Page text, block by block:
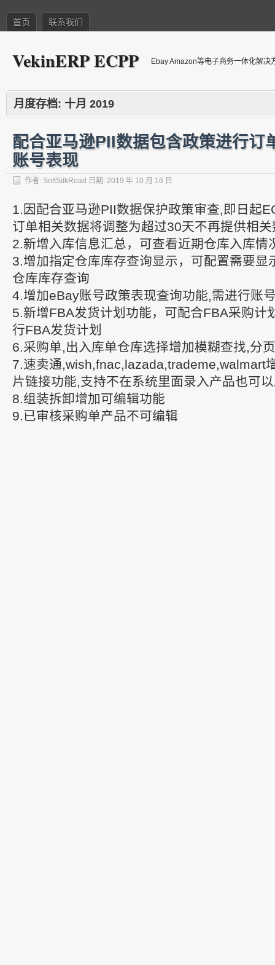
首页 联系我们
VekinERP ECPP Ebay Amazon等电子商务一体化解决
月度存档: 十月 2019
配合亚马逊PII数据包含政策进行订
账号表现
作者: SoftSilkRoad 日期: 2019 年 10 月 16 日
1.因配合亚马逊PII数据保护政策审查,即日起
订单相关数据将调整为超过30天不再提供相关
2.新增入库信息汇总，可查看近期仓库入库情
3.增加指定仓库库存查询显示，可配置需要显
仓库库存查询
4.增加eBay账号政策表现查询功能,需进行账
5.新增FBA发货计划功能，可配合FBA采购计
行FBA发货计划
6.采购单,出入库单仓库选择增加模糊查找,分
7.速卖通,wish,fnac,lazada,trademe,walmart
片链接功能,支持不在系统里面录入产品也可
8.组装拆卸增加可编辑功能
9.已审核采购单产品不可编辑